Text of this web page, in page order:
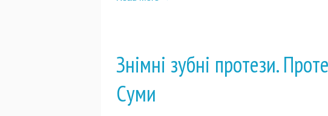
Знімні зубні протези.
Суми